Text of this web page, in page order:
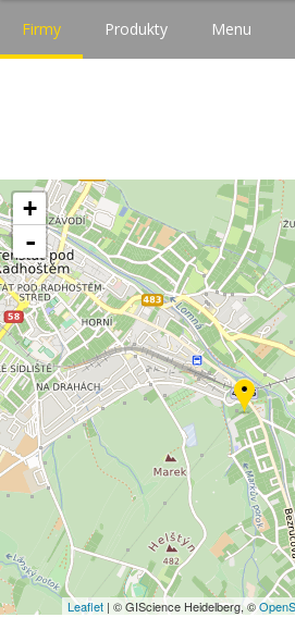
Firmy Produkty Menu
+
-
Leaflet | © GIScience Heidelberg, ©